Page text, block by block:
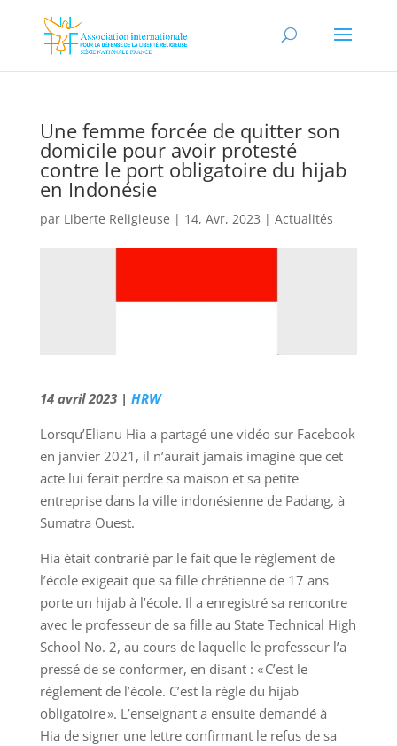
Une femme forcée de quitter son
domicile pour avoir protesté
contre le port obligatoire du hijab
en Indonésie
par Liberte Religieuse | 14, Avr, 2023 | Actualités
14 avril 2023 | HRW
Lorsqu’Elianu Hia a partagé une vidéo sur Facebook
en janvier 2021, il n’aurait jamais imaginé que cet
acte lui ferait perdre sa maison et sa petite
entreprise dans la ville indonésienne de Padang, à
Sumatra Ouest.
Hia était contrarié par le fait que le règlement de
l’école exigeait que sa fille chrétienne de 17 ans
porte un hijab à l’école. Il a enregistré sa rencontre
avec le professeur de sa fille au State Technical High
School No. 2, au cours de laquelle le professeur l’a
pressé de se conformer, en disant : « C’est le
règlement de l’école. C’est la règle du hijab
obligatoire ». L’enseignant a ensuite demandé à
Hia de signer une lettre confirmant le refus de sa